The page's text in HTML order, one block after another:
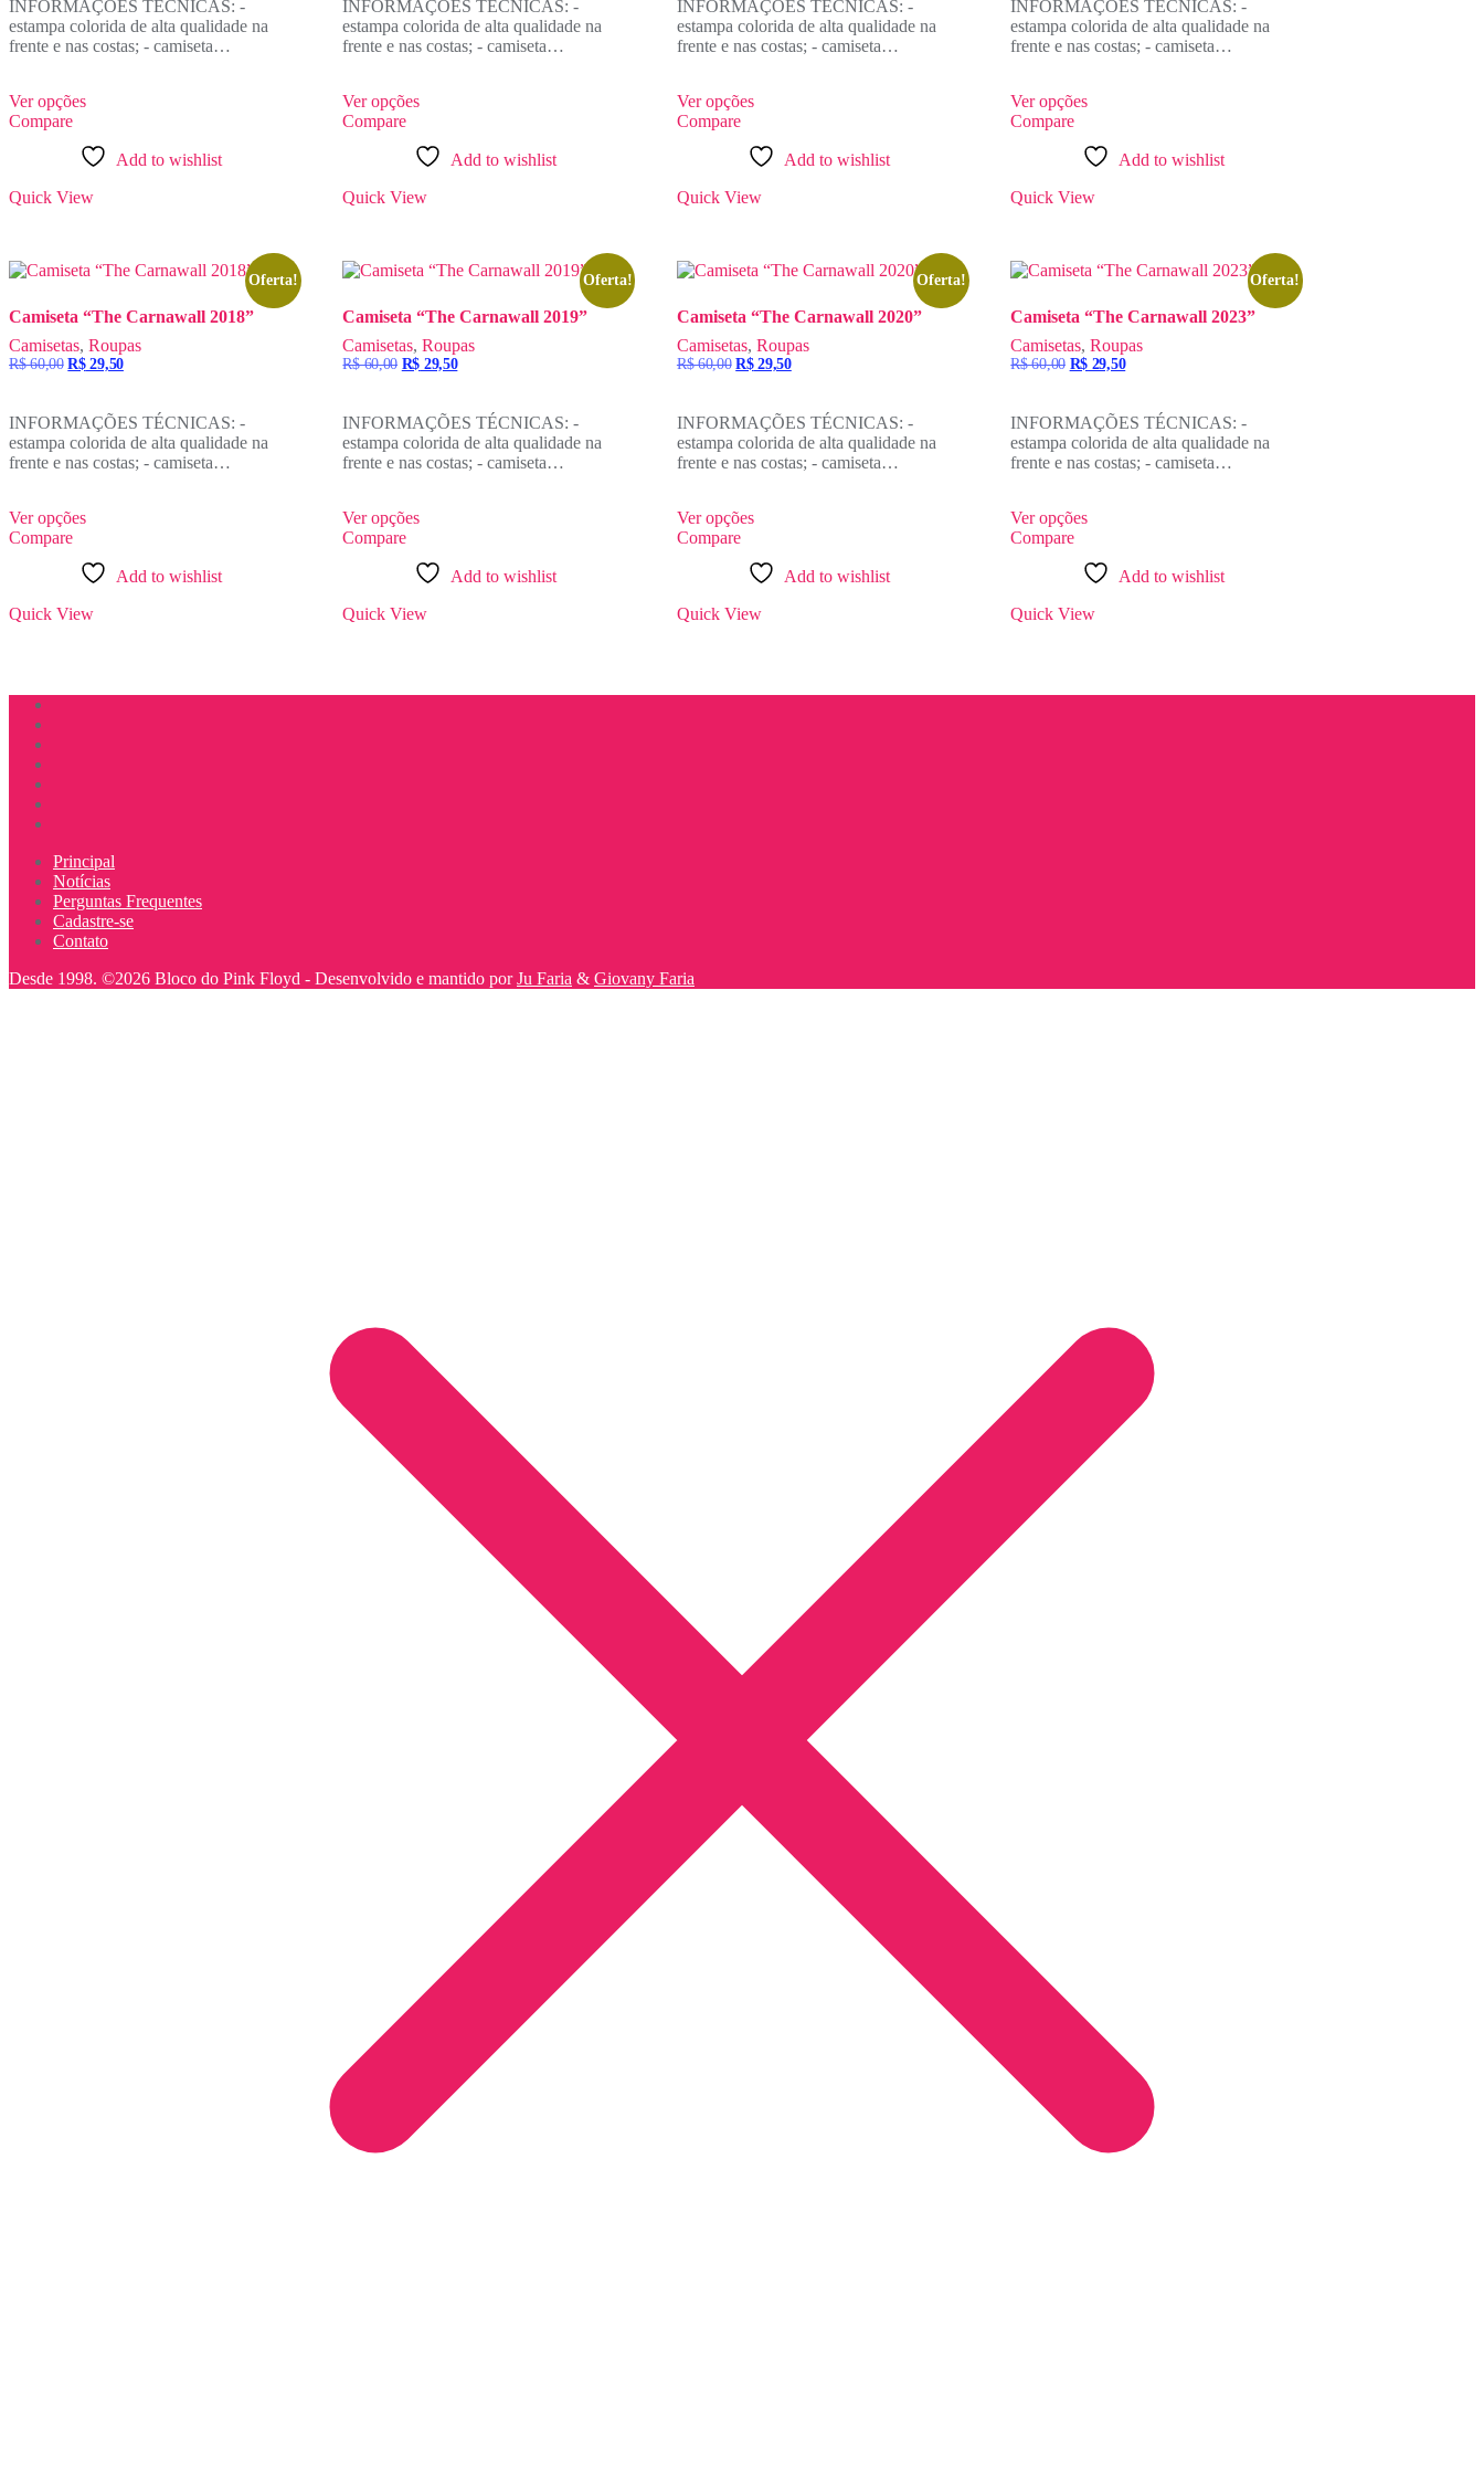
R$ 60,00.R$ 29,50.
INFORMAÇÕES TÉCNICAS: -
estampa colorida de alta qualidade na
frente e nas costas; - camiseta…
Ver opções
Compare
Add to wishlist
Quick View
R$ 60,00.R$ 29,50.
INFORMAÇÕES TÉCNICAS: -
estampa colorida de alta qualidade na
frente e nas costas; - camiseta…
Ver opções
Compare
Add to wishlist
Quick View
através
R$ 60,00
INFORMAÇÕES TÉCNICAS: -
estampa colorida de alta qualidade na
frente e nas costas; - camiseta…
Ver opções
Compare
Add to wishlist
Quick View
R$ 60,00.R$ 29,50.
INFORMAÇÕES TÉCNICAS: -
estampa colorida de alta qualidade na
frente e nas costas; - camiseta…
Ver opções
Compare
Add to wishlist
Quick View
Oferta!
Camiseta “The Carnawall 2018”
Camisetas, Roupas
R$60,00 O
era:
R$ 60,00.
R$29,50O
é:
R$ 29,50.
INFORMAÇÕES TÉCNICAS: -
estampa colorida de alta qualidade na
frente e nas costas; - camiseta…
Ver opções
Compare
Add to wishlist
Quick View
Oferta!
Camiseta “The Carnawall 2019”
Camisetas,Roupas
R$60,00 O
era:
R$ 60,00.
R$ 29,50O
é:
R$ 29,50.
INFORMAÇÕES TÉCNICAS: -
estampa colorida de alta qualidade na
frente e nas costas; - camiseta…
Ver opções
Compare
Add to wishlist
Quick View
Oferta!
Camiseta “The Carnawall 2020”
Camisetas, Roupas
R$60,00 O
era:
R$ 60,00.
R$29,50O
é:
R$ 29,50.
INFORMAÇÕES TÉCNICAS: -
estampa colorida de alta qualidade na
frente e nas costas; - camiseta…
Ver opções
Compare
Add to wishlist
Quick View
Oferta!
Camiseta “The Carnawall 2023”
Camisetas,Roupas
R$60,00 O
era:
R$ 60,00.
R$ 29,50O
é:
R$ 29,50.
INFORMAÇÕES TÉCNICAS: -
estampa colorida de alta qualidade na
frente e nas costas; - camiseta…
Ver opções
Compare
Add to wishlist
Quick View
Principal
Notícias
Perguntas Frequentes
Cadastre-se
Contato
Desde 1998. ©2026 Bloco do Pink Floyd - Desenvolvido e mantido porJu Faria & Giovany Faria